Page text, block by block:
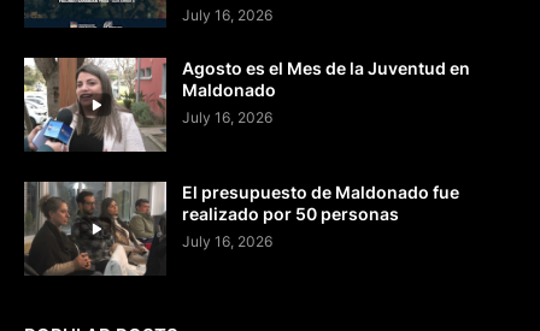
July 16, 2026
Agosto es el Mes de la Juventud en
Maldonado
July 16, 2026
El presupuesto de Maldonado fue
realizado por 50 personas
July 16, 2026